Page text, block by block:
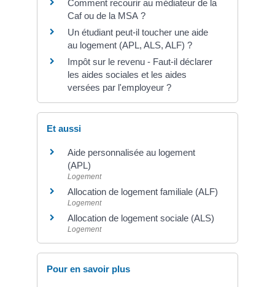
Comment recourir au médiateur de la
Caf ou de la MSA ?
Un étudiant peut-il toucher une aide
au logement (APL, ALS, ALF) ?
Impôt sur le revenu - Faut-il déclarer
les aides sociales et les aides
versées par l'employeur ?
Et aussi
Aide personnalisée au logement
(APL)
Logement
Allocation de logement familiale (ALF)
Logement
Allocation de logement sociale (ALS)
Logement
Pour en savoir plus